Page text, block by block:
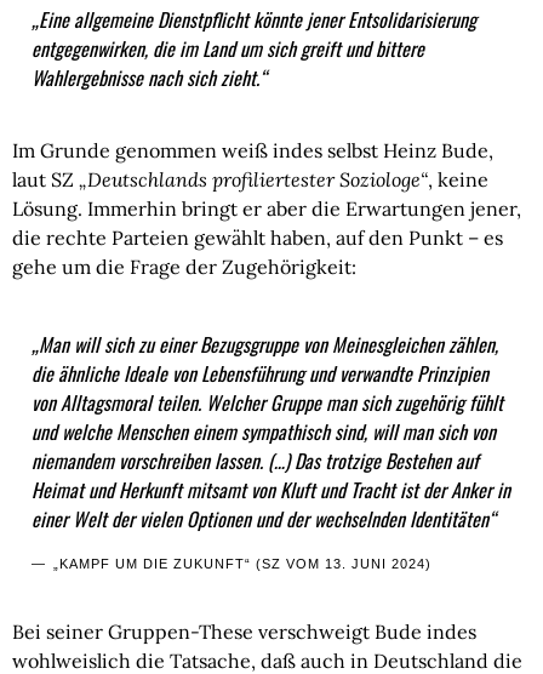
„Eine allgemeine Dienstpflicht könnte jener Entsolidarisierung
entgegenwirken, die im Land um sich greift und bittere
Wahlergebnisse nach sich zieht.“
Im Grunde genommen weiß indes selbst Heinz Bude,
laut SZ „Deutschlands profiliertester Soziologe“, keine
Lösung. Immerhin bringt er aber die Erwartungen jener,
die rechte Parteien gewählt haben, auf den Punkt – es
gehe um die Frage der Zugehörigkeit:
„Man will sich zu einer Bezugsgruppe von Meinesgleichen zählen,
die ähnliche Ideale von Lebensführung und verwandte Prinzipien
von Alltagsmoral teilen. Welcher Gruppe man sich zugehörig fühlt
und welche Menschen einem sympathisch sind, will man sich von
niemandem vorschreiben lassen. (…) Das trotzige Bestehen auf
Heimat und Herkunft mitsamt von Kluft und Tracht ist der Anker in
einer Welt der vielen Optionen und der wechselnden Identitäten“
„KAMPF UM DIE ZUKUNFT“ (SZ VOM 13. JUNI 2024)
Bei seiner Gruppen-These verschweigt Bude indes
wohlweislich die Tatsache, daß auch in Deutschland die